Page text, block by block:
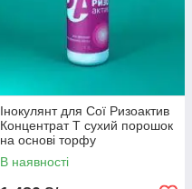
Інокулянт для Сої Ризоактив
Концентрат Т сухий порошок
на основі торфу
В наявності